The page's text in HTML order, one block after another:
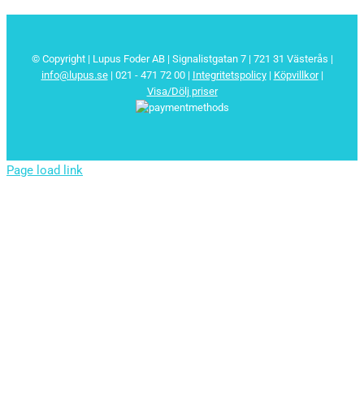
© Copyright | Lupus Foder AB | Signalistgatan 7 | 721 31 Västerås |
info@lupus.se| 021 - 471 72 00 | Integritetspolicy| Köpvillkor|
Visa/Dölj priser
Page load link